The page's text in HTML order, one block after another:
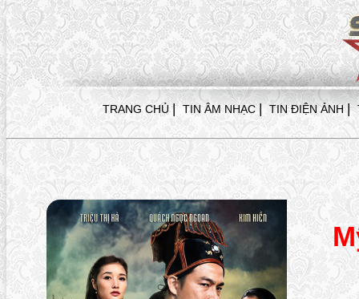
TRANG CHỦ | TIN ÂM NHẠC | TIN ĐIỆN ẢNH |